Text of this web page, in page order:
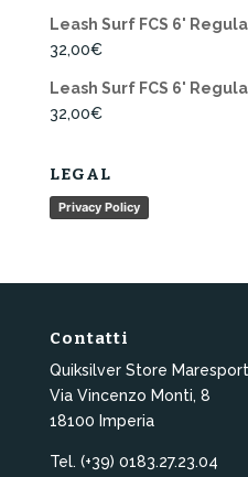
Leash Surf FCS 6'
32,00€
Leash Surf FCS 6'
32,00€
LEGAL
Privacy Policy
Contatti
Quiksilver Store Maresport
Via Vincenzo Monti, 8
18100 Imperia
Tel. (+39) 0183.27.23.04